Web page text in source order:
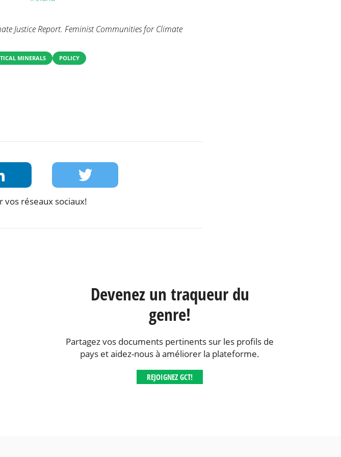
Justice Report. Feminist Communities for Climate
MINERALS POLICY
vos réseaux sociaux!
Devenez un traqueur du
genre!
Partagez vos documents pertinents sur les profils de
pays et aidez-nous à améliorer la plateforme.
REJOIGNEZ GCT!